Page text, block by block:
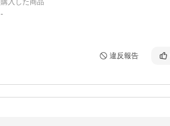
購入した商品
-
違反報告